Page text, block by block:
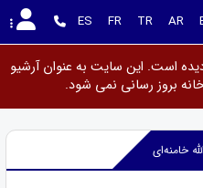
AR
TR
FR
ES
است. این سایت به عنوان آرشیو
بروز رسانی نمی شود.
خامنه‌ای